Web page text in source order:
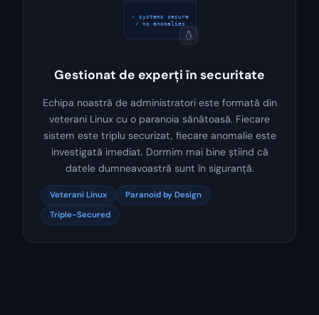
✓ systems secure
Gestionat de experți în securitate
Echipa noastră de administratori este formată din
veterani Linux cu o paranoia sănătoasă. Fiecare
sistem este triplu securizat, fiecare anomalie este
investigată imediat. Dormim mai bine știind că
datele dumneavoastră sunt în siguranță.
Veterani Linux
Paranoid by Design
Triple-Secured